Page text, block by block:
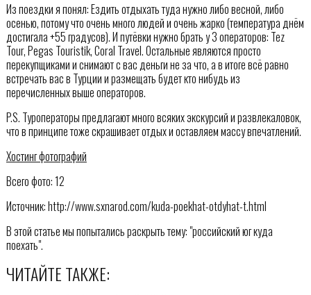
Из поездки я понял: Ездить отдыхать туда нужно либо весной, либо
осенью, потому что очень много людей и очень жарко (температура днём
достигала +55 градусов). И путёвки нужно брать у 3 операторов: Tez
Tour, Pegas Touristik, Coral Travel. Остальные являются просто
перекупщиками и снимают с вас деньги не за что, а в итоге всё равно
встречать вас в Турции и размещать будет кто нибудь из
перечисленных выше операторов.
P.S. Туроператоры предлагают много всяких экскурсий и развлекаловок,
что в принципе тоже скрашивает отдых и оставляем массу впечатлений.
Хостинг фотографий
Всего фото: 12
Источник: http://www.sxnarod.com/kuda-poekhat-otdyhat-t.html
В этой статье мы попытались раскрыть тему: "российский юг куда
поехать".
ЧИТАЙТЕ ТАКЖЕ: